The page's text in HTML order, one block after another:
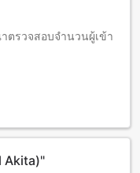
ตรวจสอบจำนวนผู้เข้า
Akita)"